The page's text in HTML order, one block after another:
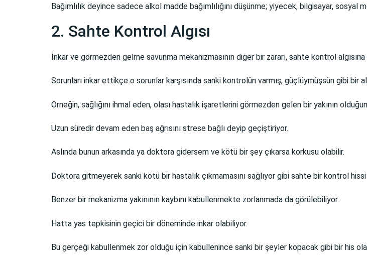
Bağımlılık deyince sadece alkol madde bağımlılığını düşünme; yiyecek, bilgisayar, sosyal
2. Sahte Kontrol Algısı
İnkar ve görmezden gelme savunma mekanizmasının diğer bir zararı, sahte kontrol algısına
Sorunları inkar ettikçe o sorunlar karşısında sanki kontrolün varmış, güçlüymüşsün gibi bir
Örneğin, sağlığını ihmal eden, olası hastalık işaretlerini görmezden gelen bir yakının
Uzun süredir devam eden baş ağrısını strese bağlı deyip geçiştiriyor.
Aslında bunun arkasında ya doktora gidersem ve kötü bir şey çıkarsa korkusu olabilir.
Doktora gitmeyerek sanki kötü bir hastalık çıkmamasını sağlıyor gibi sahte bir kontrol
Benzer bir mekanizma yakınının kaybını kabullenmekte zorlanmada da görülebiliyor.
Hatta yas tepkisinin geçici bir döneminde inkar olabiliyor.
Bu gerçeği kabullenmek zor olduğu için kabullenince sanki bir şeyler kopacak gibi bir his